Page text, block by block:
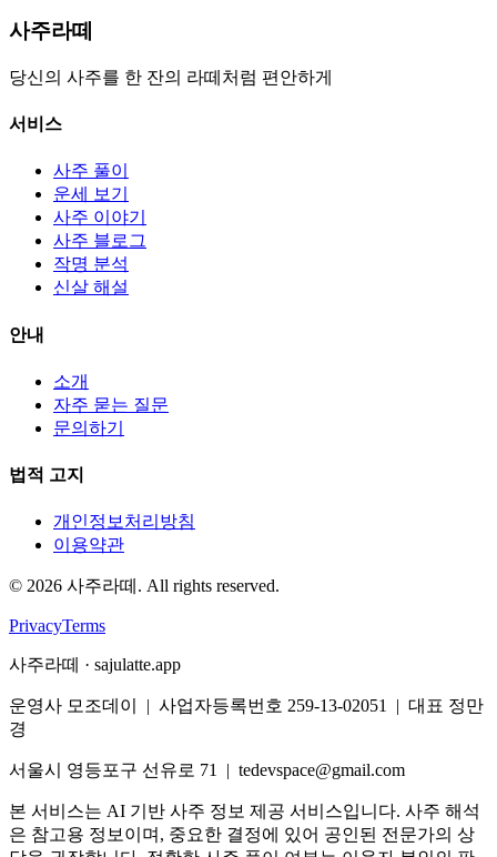
사주라떼
당신의 사주를 한 잔의 라떼처럼 편안하게
서비스
사주 풀이
운세 보기
사주 이야기
사주 블로그
작명 분석
신살 해설
안내
소개
자주 묻는 질문
문의하기
법적 고지
개인정보처리방침
이용약관
© 2026 사주라떼. All rights reserved.
PrivacyTerms
사주라떼 · sajulatte.app
운영사 모조데이 | 사업자등록번호 259-13-02051 | 대표 정만
경
서울시 영등포구 선유로 71 | tedevspace@gmail.com
본 서비스는 AI 기반 사주 정보 제공 서비스입니다. 사주 해석
은 참고용 정보이며, 중요한 결정에 있어 공인된 전문가의 상